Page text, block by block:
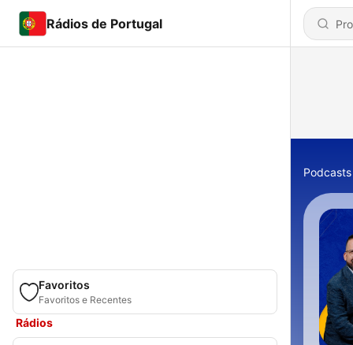
Rádios de Portugal
Favoritos
Favoritos e Recentes
Rádios
Podcasts